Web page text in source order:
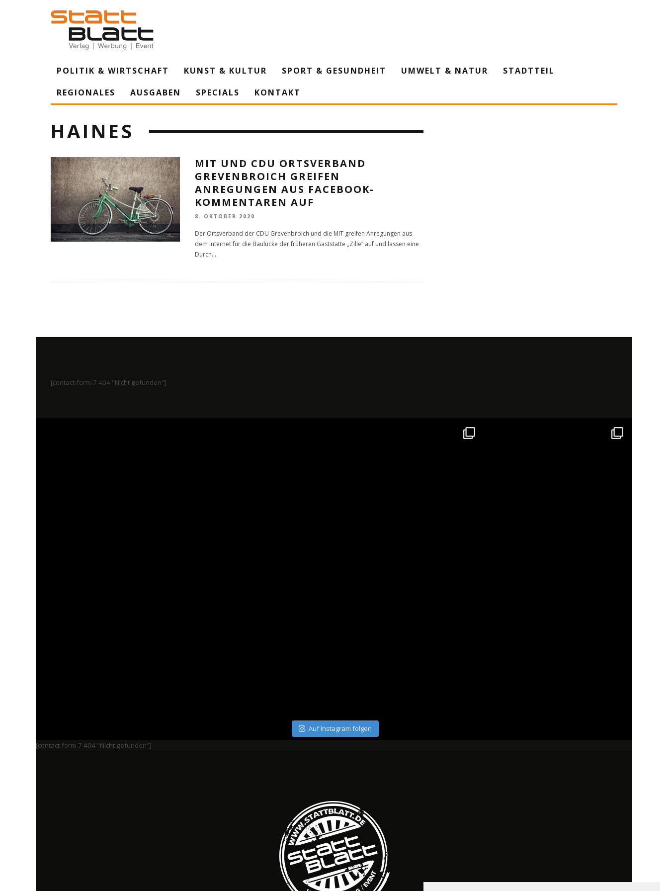
POLITIK & WIRTSCHAFT KUNST & KULTUR SPORT & GESUNDHEIT UMWELT & NATUR
STADTTEIL
REGIONALES
AUSGABEN SPECIALS KONTAKT
HAINES
MIT UND CDU ORTSVERBAND
GREVENBROICH GREIFEN
ANREGUNGEN AUS FACEBOOK-
KOMMENTAREN AUF
8. OKTOBER 2020
Der Ortsverband der CDU Grevenbroich und die MIT greifen Anregungen aus
dem Internet für die Baulücke der früheren Gaststatte „Zille“ auf und lassen eine
Durch...
[contact-form-7 404 "Nicht gefunden"]
Auf Instagram folgen
[contact-form-7 404 "Nicht gefunden"]